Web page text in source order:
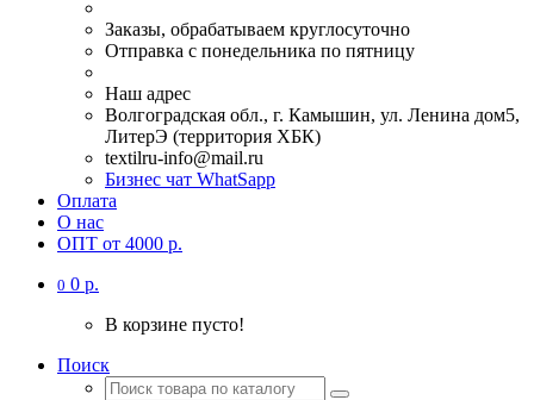
Заказы, обрабатываем круглосуточно
Отправка с понедельника по пятницу
Наш адрес
Волгоградская обл., г. Камышин, ул. Ленина дом5,
ЛитерЭ (территория ХБК)
textilru-info@mail.ru
Бизнес чат WhatSapp
Оплата
О нас
ОПТ от 4000 р.
0 0 р.
В корзине пусто!
Поиск